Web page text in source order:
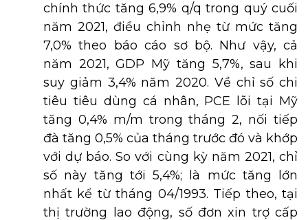
chính thức tăng 6,9% q/q trong quý cuối
năm 2021, điều chỉnh nhẹ từ mức tăng
7,0% theo báo cáo sơ bộ. Như vậy, cả
năm 2021, GDP Mỹ tăng 5,7%, sau khi
suy giảm 3,4% năm 2020. Về chỉ số chi
tiêu tiêu dùng cá nhân, PCE lõi tại Mỹ
tăng 0,4% m/m trong tháng 2, nối tiếp
đà tăng 0,5% của tháng trước đó và khớp
với dự báo. So với cùng kỳ năm 2021, chỉ
số này tăng tới 5,4%; là mức tăng lớn
nhất kể từ tháng 04/1993. Tiếp theo, tại
thị trường lao động, số đơn xin trợ cấp